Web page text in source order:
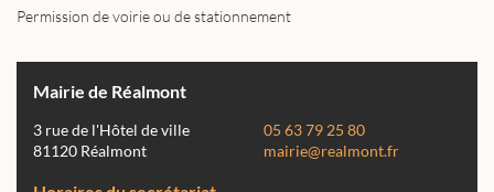
Permission de voirie ou de stationnement
Mairie de Réalmont
3 rue de l'Hôtel de ville
81120 Réalmont
05 63 79 25 80
mairie@realmont.fr